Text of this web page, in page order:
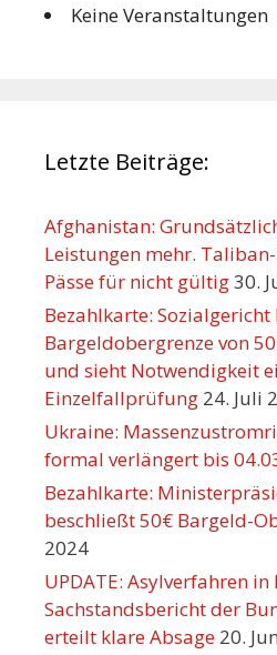
Keine Veranstaltungen
Letzte Beiträge:
Afghanistan:
Leistungen mehr.
Pässe für nicht gültig30.
Bezahlkarte:
Bargeldobergrenze von
und sieht Notwendigkeit
Einzelfallprüfung 24. Juli
Ukraine:
formal verlängert bis
Bezahlkarte:
beschließt 50€ Bargeld-
2024
UPDATE: Asylverfahren
Sachstandsbericht der
erteilt klare Absage 20.